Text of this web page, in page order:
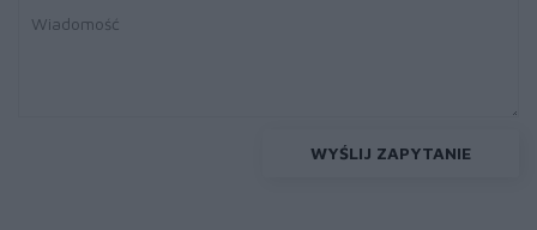
WYŚLIJ ZAPYTANIE